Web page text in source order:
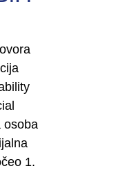
osoba
1.